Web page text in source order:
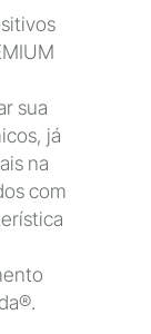
sua
já
na
com